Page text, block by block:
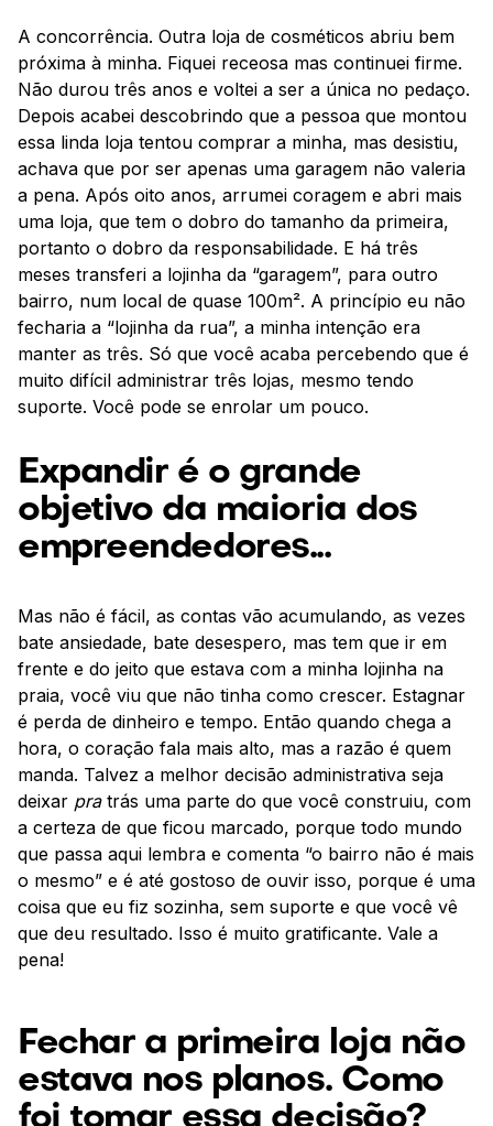
A concorrência. Outra loja de cosméticos abriu bem
próxima à minha. Fiquei receosa mas continuei firme.
Não durou três anos e voltei a ser a única no pedaço.
Depois acabei descobrindo que a pessoa que montou
essa linda loja tentou comprar a minha, mas desistiu,
achava que por ser apenas uma garagem não valeria
a pena. Após oito anos, arrumei coragem e abri mais
uma loja, que tem o dobro do tamanho da primeira,
portanto o dobro da responsabilidade. E há três
meses transferi a lojinha da “garagem”, para outro
bairro, num local de quase 100m². A princípio eu não
fecharia a “lojinha da rua”, a minha intenção era
manter as três. Só que você acaba percebendo que é
muito difícil administrar três lojas, mesmo tendo
suporte. Você pode se enrolar um pouco.
Expandir é o grande
objetivo da maioria dos
empreendedores...
Mas não é fácil, as contas vão acumulando, as vezes
bate ansiedade, bate desespero, mas tem que ir em
frente e do jeito que estava com a minha lojinha na
praia, você viu que não tinha como crescer. Estagnar
é perda de dinheiro e tempo. Então quando chega a
hora, o coração fala mais alto, mas a razão é quem
manda. Talvez a melhor decisão administrativa seja
deixar pratrás uma parte do que você construiu, com
a certeza de que ficou marcado, porque todo mundo
que passa aqui lembra e comenta “o bairro não é mais
o mesmo” e é até gostoso de ouvir isso, porque é uma
coisa que eu fiz sozinha, sem suporte e que você vê
que deu resultado. Isso é muito gratificante. Vale a
pena!
Fechar a primeira loja não
estava nos planos. Como
foi tomar essa decisão?